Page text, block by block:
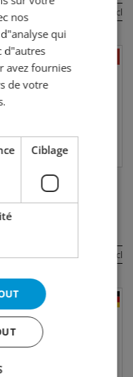
100 cl
Rahmlikör 3er
2 cl
nos
qui
d"autres
avez fournies
de votre
Ciblage